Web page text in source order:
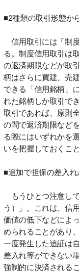
■2種類の取引形態か
信用取引には「制
る。制度信用取引は
の返済期限などが取
柄はさらに買建、売
できる「信用銘柄」
れた銘柄しか取引で
取引であれば、原則
の間で返済期限など
る際にはいずれかを
いを把握しておくこ
■追加で担保の差入
もうひとつ注意し
う）」。これは、信
価値の低下などによ
められることがあり
一度発生した追証は
差入れ等ができない
強制的に決済される